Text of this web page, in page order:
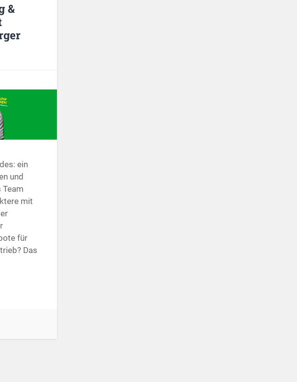
&
ein
und
Team
mit
für
Das